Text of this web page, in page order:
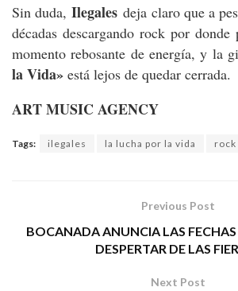
Sin duda,Ilegales deja claro que a
décadas descargando rock por donde
momento rebosante de energía, y la
la Vida» está lejos de quedar cerrada.
ART MUSIC AGENCY
Tags: ilegales la lucha por la vida rock
Previous Post
BOCANADA ANUNCIA LAS FECHAS
DESPERTAR DE LAS
Next Post